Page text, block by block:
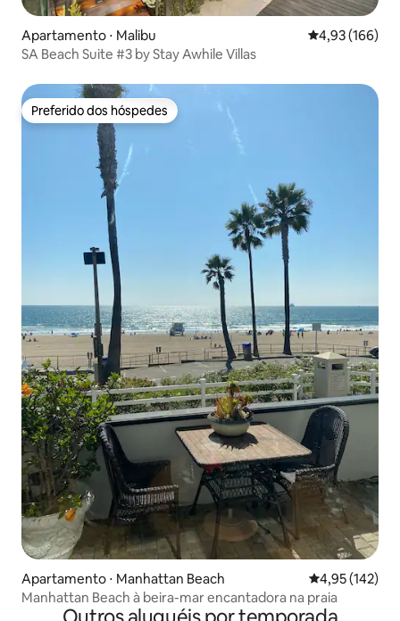
Apartamento ⋅ Malibu 4,93 de uma
4,93 (166)
SA Beach Suite #3 by Stay Awhile Villas
Preferido dos hóspedes
Preferido dos hóspedes
Apartamento ⋅ Manhattan Beach 4,95 de uma
4,95 (142)
Manhattan Beach à beira-mar encantadora na praia